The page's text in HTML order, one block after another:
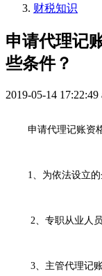
财税知识
申请代理记
些条件？
2019-05-14 17:22:49
申请代理记账资
1、为依法设立的
2、专职从业人
3、主管代理记